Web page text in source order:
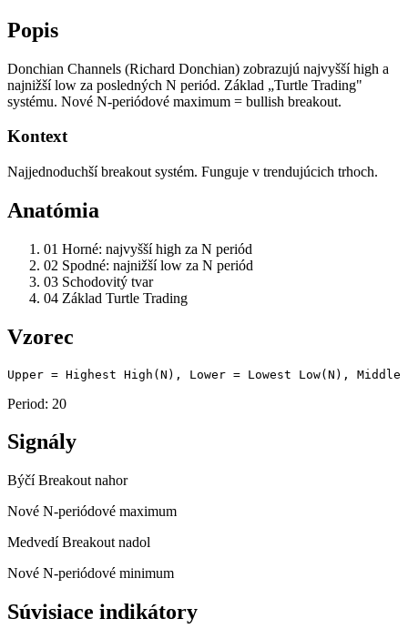
Popis
Donchian Channels (Richard Donchian) zobrazujú najvyšší high a
najnižší low za posledných N periód. Základ „Turtle Trading"
systému. Nové N-periódové maximum = bullish breakout.
Kontext
Najjednoduchší breakout systém. Funguje v trendujúcich trhoch.
Anatómia
01 Horné: najvyšší high za N periód
02 Spodné: najnižší low za N periód
03 Schodovitý tvar
04 Základ Turtle Trading
Vzorec
Upper = Highest High(N), Lower = Lowest Low(N),
Period: 20
Signály
BýčíBreakout nahor
Nové N-periódové maximum
MedvedíBreakout nadol
Nové N-periódové minimum
Súvisiace indikátory